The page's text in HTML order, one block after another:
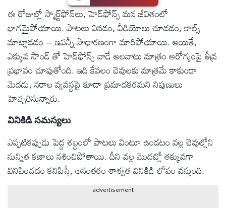
స్పెషల్స్
కెరీర్ &
ఉద్యోగాలు
లైవ్
టీవి
వ్యవసాయం
ఓటీటీ
ఈ రోజుల్లో స్మార్ట్‌ఫోన్‌లు, హెడ్‌ఫోన్స్ మన జీవితంలో
భాగమైపోయాయి. పాటలు వినడం, వీడియోలు చూడడం, కాల్స్
మాట్లాడడం – ఇవన్నీ సాధారణంగా మారిపోయాయి. అయితే,
ఎక్కువ సౌండ్‌ తో హెడ్‌ఫోన్స్ వాడే అలవాటు మాత్రం ఆరోగ్యంపై తీవ్ర
ప్రభావం చూపుతోంది. ఇది కేవలం చెవులకు మాత్రమే కాకుండా
మెదడు, నరాల వ్యవస్థపై కూడా ప్రమాదకరమని నిపుణులు
హెచ్చరిస్తున్నారు.
వినికిడి సమస్యలు
ఎప్పటికప్పుడు పెద్ద శబ్దంలో పాటలు వింటూ ఉండటం వల్ల చెవుల్లోని
సున్నిత కణాలు నశించిపోతాయి. దీని వల్ల మొదట్లో తక్కువగా
వినిపించడం కనిపిస్తే, అనంతరం శాశ్వత వినికిడి లోపం వస్తుంది.
advertisement